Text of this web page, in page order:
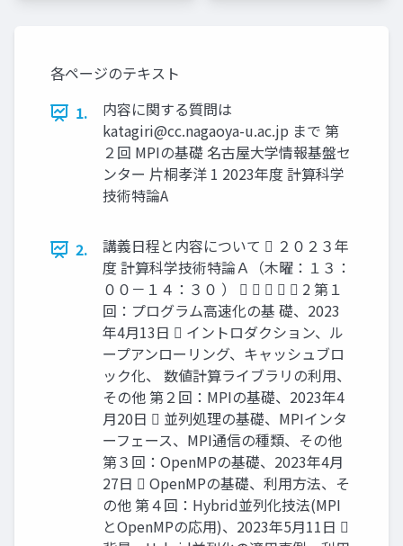
各ページのテキスト
1.
内容に関する質問は
katagiri@cc.nagaoya-u.ac.jp まで 第
２回 MPIの基礎 名古屋大学情報基盤セ
ンター 片桐孝洋 1 2023年度 計算科学
技術特論A
2.
講義日程と内容について  ２０２３年
度 計算科学技術特論Ａ（木曜：１３：
００－１４：３０ ）      2 第１
回：プログラム高速化の基 礎、2023
年4月13日  イントロダクション、ル
ープアンローリング、キャッシュブロ
ック化、 数値計算ライブラリの利用、
その他 第２回：MPIの基礎、2023年4
月20日  並列処理の基礎、MPIインタ
ーフェース、MPI通信の種類、その他
第３回：OpenMPの基礎、2023年4月
27日  OpenMPの基礎、利用方法、そ
の他 第４回：Hybrid並列化技法(MPI
とOpenMPの応用)、2023年5月11日 